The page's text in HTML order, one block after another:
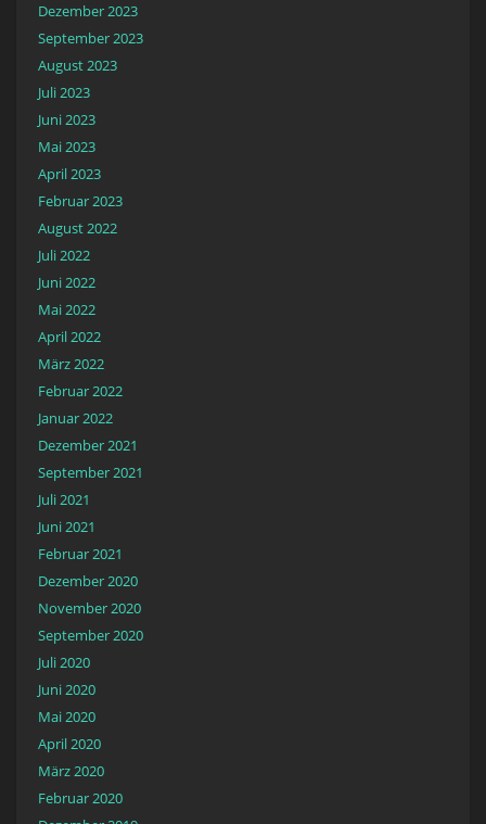
Dezember 2023
September 2023
August 2023
Juli 2023
Juni 2023
Mai 2023
April 2023
Februar 2023
August 2022
Juli 2022
Juni 2022
Mai 2022
April 2022
März 2022
Februar 2022
Januar 2022
Dezember 2021
September 2021
Juli 2021
Juni 2021
Februar 2021
Dezember 2020
November 2020
September 2020
Juli 2020
Juni 2020
Mai 2020
April 2020
März 2020
Februar 2020